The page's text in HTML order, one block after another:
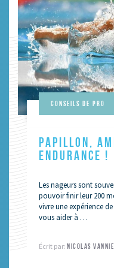
Conseils de pro
PAPILLON,
ENDURANCE !
Les nageurs sont
pouvoir finir leur 200
vivre une expérience
vous aider à …
Écrit par: NICOLAS